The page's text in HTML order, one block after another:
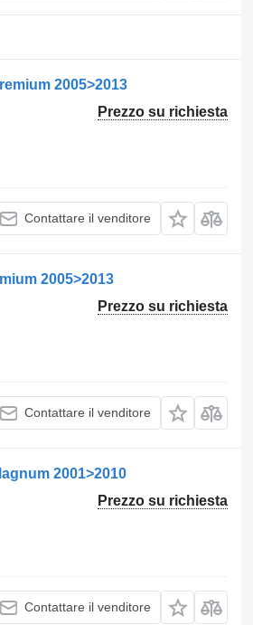
2005>2013
Prezzo su richiesta
Contattare il venditore
2005>2013
Prezzo su richiesta
Contattare il venditore
2001>2010
Prezzo su richiesta
Contattare il venditore